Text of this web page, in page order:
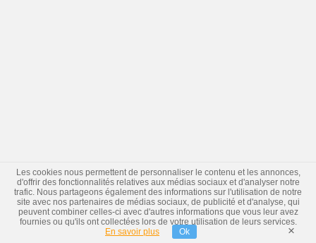
Les cookies nous permettent de personnaliser le contenu et les annonces,
d'offrir des fonctionnalités relatives aux médias sociaux et d'analyser notre
trafic. Nous partageons également des informations sur l'utilisation de notre
site avec nos partenaires de médias sociaux, de publicité et d'analyse, qui
peuvent combiner celles-ci avec d'autres informations que vous leur avez
fournies ou qu'ils ont collectées lors de votre utilisation de leurs services.
En savoir plus
Ok ×